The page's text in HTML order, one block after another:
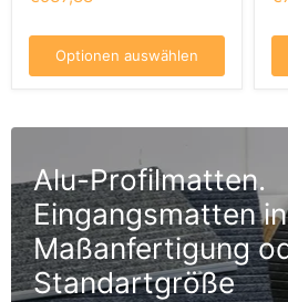
Optionen auswählen
Alu-Profilmatten.
Eingangsmatten in
Maßanfertigung
Standartgröße